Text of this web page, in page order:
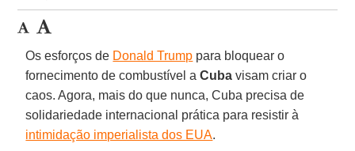
Os esforços de Donald Trump para bloquear o
fornecimento de combustível aCuba visam criar o
caos. Agora, mais do que nunca, Cuba precisa de
solidariedade internacional prática para resistir à
intimidação imperialista dos EUA.